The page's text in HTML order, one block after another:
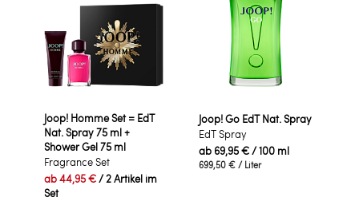
Joop! Homme Set = EdT
Nat. Spray 75 ml +
Shower Gel 75 ml
Fragrance Set
ab44,95 €/ 2 Artikel im
Set
Joop! Go EdT Nat. Spray
EdT Spray
ab 69,95 €/ 100 ml
699,50 € / Liter